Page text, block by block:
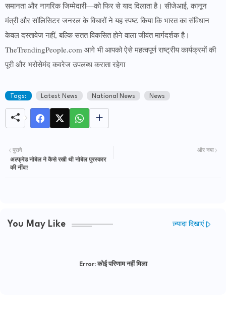
समानता और नागरिक जिम्मेदारी—को फिर से याद दिलाता है। सीजेआई, कानून
मंत्री और सॉलिसिटर जनरल के विचारों ने यह स्पष्ट किया कि भारत का संविधान
केवल दस्तावेज नहीं, बल्कि सतत विकसित होने वाला जीवंत मार्गदर्शक है।
TheTrendingPeople.com आगे भी आपको ऐसे महत्वपूर्ण राष्ट्रीय कार्यक्रमों की
पूरी और भरोसेमंद कवरेज उपलब्ध कराता रहेगा
Tags: Latest News National News News
और नया
पुराने
अल्फ्रेड नोबेल ने कैसे रखी थी नोबेल पुरस्कार
की नींव?
You May Like ज़्यादा दिखाएं
Error:कोई परिणाम नहीं मिला